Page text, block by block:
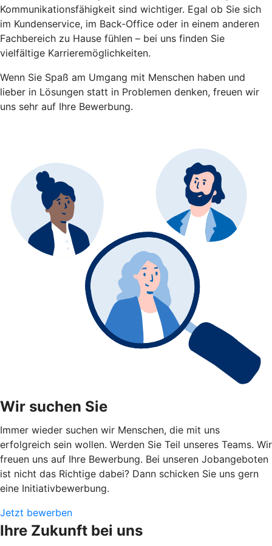
Kommunikationsfähigkeit sind wichtiger. Egal ob Sie sich
im Kundenservice, im Back-Office oder in einem anderen
Fachbereich zu Hause fühlen – bei uns finden Sie
vielfältige Karrieremöglichkeiten.
Wenn Sie Spaß am Umgang mit Menschen haben und
lieber in Lösungen statt in Problemen denken, freuen wir
uns sehr auf Ihre Bewerbung.
Wir suchen Sie
Immer wieder suchen wir Menschen, die mit uns
erfolgreich sein wollen. Werden Sie Teil unseres Teams. Wir
freuen uns auf Ihre Bewerbung. Bei unseren Jobangeboten
ist nicht das Richtige dabei? Dann schicken Sie uns gern
eine Initiativbewerbung.
Jetzt bewerben
Ihre Zukunft bei uns